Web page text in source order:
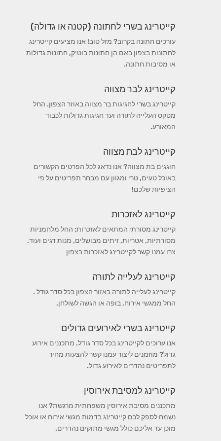
קייטרינג בשרי לחתונה (קטנה או גדולה)
עורכים חתונה בקרוב? מזל טוב! אנו מציעים קייטרינג
לחתונות בצפון באם הן חתונות בוטיק, חתונות גדולות
או מסיבות חתונה.
קייטרינג לבר מצווה
קייטרינג בשרי לחגיגות בר מצווה באוזר הצפון. החל
מטקס העלייה לתורה ועד חגיגות גדולות לכבוד
המאורע.
קייטרינג לבת מצווה
חוגגים בת מצווה? אנו נדאג לכל הפרטים הקשורים
באוכל טעים, טרי ומגוון עם מבחר תפריטים על פי
הציפיות שלכם!
קייטרינג לאזכרות
קייטרינג מסורתי המתאים לאזכרות: החל מלחמניות
מסורתיות, אטריות, זיתים מבושלים, מנות דגים ועוד.
צרו עמנו קשר לקייטרינג לאזכרות בצפון
קייטרינג לעלייה לתורה
קייטרינג לעלייה לתורה באזור הצפון בכל סדר גודל .
החל ממגשי אירוח, בופה או הגשה לשולחן.
קייטרינג בשרי לאירועים גדולים
אנו ערוכים לקייטרינג בכל סדר גודל. מתכננים אירוע
גדול? מוזמנים ליצור עמנו קשר להצעות מחיר
לתפריטים נהדרים לאירוע גדול.
קייטרינג למסיבת אירוסין
מתכננים מסיבת אירוסין משפחתית מרגשת? אנו
נשמח לספק לכם קייטרינג בדמות מגשי אירוח או אוכל
מוכן עד אליכם כולל מגשי מתוקים נהדרים.